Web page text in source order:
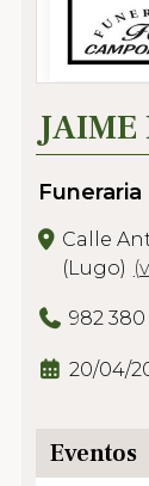
JAIME
Calle
(Lugo) (
982 380
20/04/
Eventos